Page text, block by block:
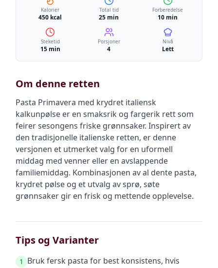
Kalorier
450 kcal
Total tid
25 min
Forberedelse
10 min
Steketid
15 min
Porsjoner
4
Nivå
Lett
Om denne retten
Pasta Primavera med krydret italiensk
kalkunpølse er en smaksrik og fargerik rett som
feirer sesongens friske grønnsaker. Inspirert av
den tradisjonelle italienske retten, er denne
versjonen et utmerket valg for en uformell
middag med venner eller en avslappende
familiemiddag. Kombinasjonen av al dente pasta,
krydret pølse og et utvalg av sprø, søte
grønnsaker gir en frisk og mettende opplevelse.
Tips og Varianter
1
Bruk fersk pasta for best konsistens, hvis